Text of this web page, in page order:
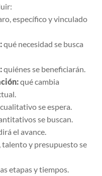
específico y vinculado
qué necesidad se busca
quiénes se beneficiarán.
qué cambia
se espera.
se buscan.
el avance.
talento y presupuesto se
etapas y tiempos.